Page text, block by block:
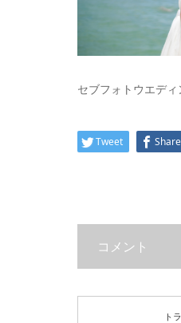
セブフォトウエデ
Tweet Share
コメント
ト